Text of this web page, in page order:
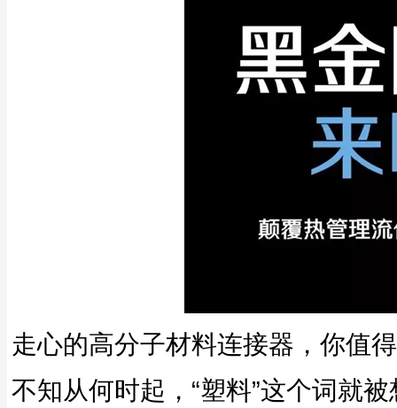
走心的高分子材料连接器，你值
不知从何时起，“塑料”这个词就